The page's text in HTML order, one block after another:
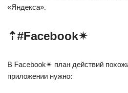
«Яндекса».
⇡#Facebook✴
В Facebook✴ план действий
приложении нужно: